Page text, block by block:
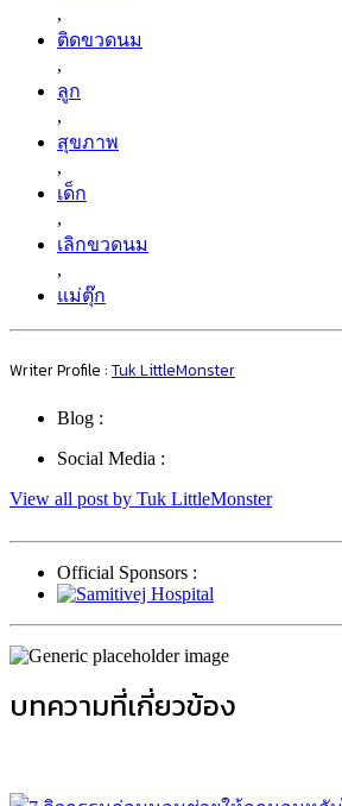
,
ติดขวดนม
,
ลูก
,
สุขภาพ
,
เด็ก
,
เลิกขวดนม
,
แม่ตุ๊ก
Writer Profile : Tuk LittleMonster
Blog :
Social Media :
View all post by Tuk LittleMonster
Official Sponsors :
บทความที่เกี่ยวข้อง